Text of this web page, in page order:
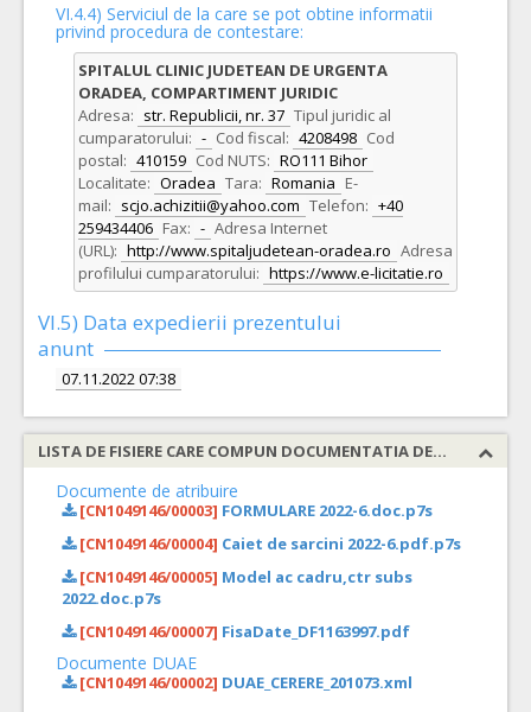
VI.4.4) Serviciul de la care se pot obtine informatii
privind procedura de contestare:
SPITALUL CLINIC JUDETEAN DE URGENTA
ORADEA, COMPARTIMENT JURIDIC
Adresa: str. Republicii, nr. 37 Tipul juridic al
cumparatorului: - Cod fiscal: 4208498 Cod
postal: 410159 Cod NUTS: RO111 Bihor
Localitate: Oradea Tara: Romania E-
mail: scjo.achizitii@yahoo.com Telefon: +40
259434406 Fax: - Adresa Internet
(URL): http://www.spitaljudetean-oradea.ro Adresa
profilului cumparatorului: https://www.e-licitatie.ro
VI.5) Data expedierii prezentului
anunt
07.11.2022 07:38
LISTA DE FISIERE CARE COMPUN DOCUMENTATIA DE ATRIBUIRE
Documente de atribuire
[CN1049146/00003] FORMULARE 2022-6.doc.p7s
[CN1049146/00004] Caiet de sarcini 2022-6.pdf.p7s
[CN1049146/00005] Model ac cadru,ctr subs
2022.doc.p7s
[CN1049146/00007] FisaDate_DF1163997.pdf
Documente DUAE
[CN1049146/00002] DUAE_CERERE_201073.xml